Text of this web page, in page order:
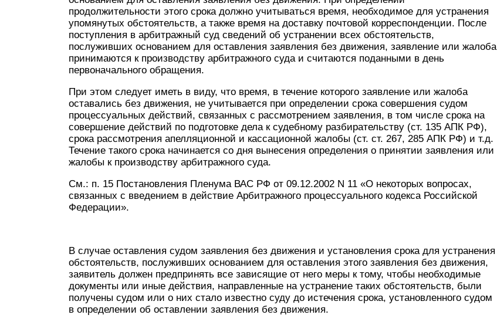
продолжительности этого срока должно учитываться время, необходимое для устранения
упомянутых обстоятельств, а также время на доставку почтовой корреспонденции. После
поступления в арбитражный суд сведений об устранении всех обстоятельств,
послуживших основанием для оставления заявления без движения, заявление или жалоба
принимаются к производству арбитражного суда и считаются поданными в день
первоначального обращения.
При этом следует иметь в виду, что время, в течение которого заявление или жалоба
оставались без движения, не учитывается при определении срока совершения судом
процессуальных действий, связанных с рассмотрением заявления, в том числе срока на
совершение действий по подготовке дела к судебному разбирательству (ст. 135 АПК РФ),
срока рассмотрения апелляционной и кассационной жалобы (ст. ст. 267, 285 АПК РФ) и т.д.
Течение такого срока начинается со дня вынесения определения о принятии заявления или
жалобы к производству арбитражного суда.
См.: п. 15 Постановления Пленума ВАС РФ от 09.12.2002 N 11 «О некоторых вопросах,
связанных с введением в действие Арбитражного процессуального кодекса Российской
Федерации».
В случае оставления судом заявления без движения и установления срока для устранения
обстоятельств, послуживших основанием для оставления этого заявления без движения,
заявитель должен предпринять все зависящие от него меры к тому, чтобы необходимые
документы или иные действия, направленные на устранение таких обстоятельств, были
получены судом или о них стало известно суду до истечения срока, установленного судом
в определении об оставлении заявления без движения.